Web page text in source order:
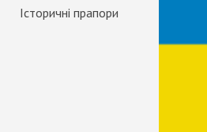
Історичні прапори